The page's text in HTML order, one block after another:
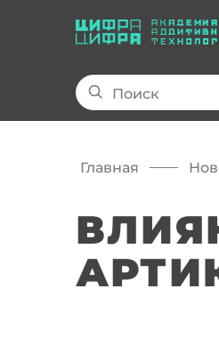
Главная